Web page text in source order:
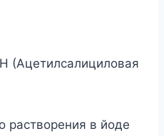
растворения в йоде